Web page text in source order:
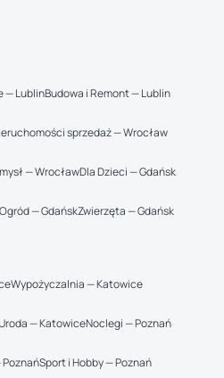
— LublinBudowa i Remont — Lublin
sprzedaż — Wrocław
— WrocławDla Dzieci — Gdańsk
— GdańskZwierzęta — Gdańsk
Wypożyczalnia — Katowice
— KatowiceNoclegi — Poznań
PoznańSport i Hobby — Poznań